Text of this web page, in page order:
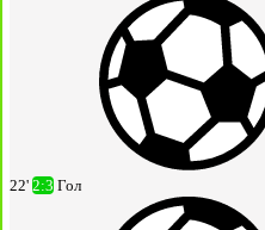
22' 2:3 Гол